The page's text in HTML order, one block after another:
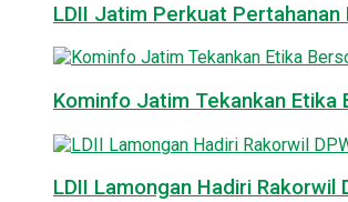
LDII Jatim Perkuat
Kominfo Jatim Tekankan
LDII Lamongan Hadiri